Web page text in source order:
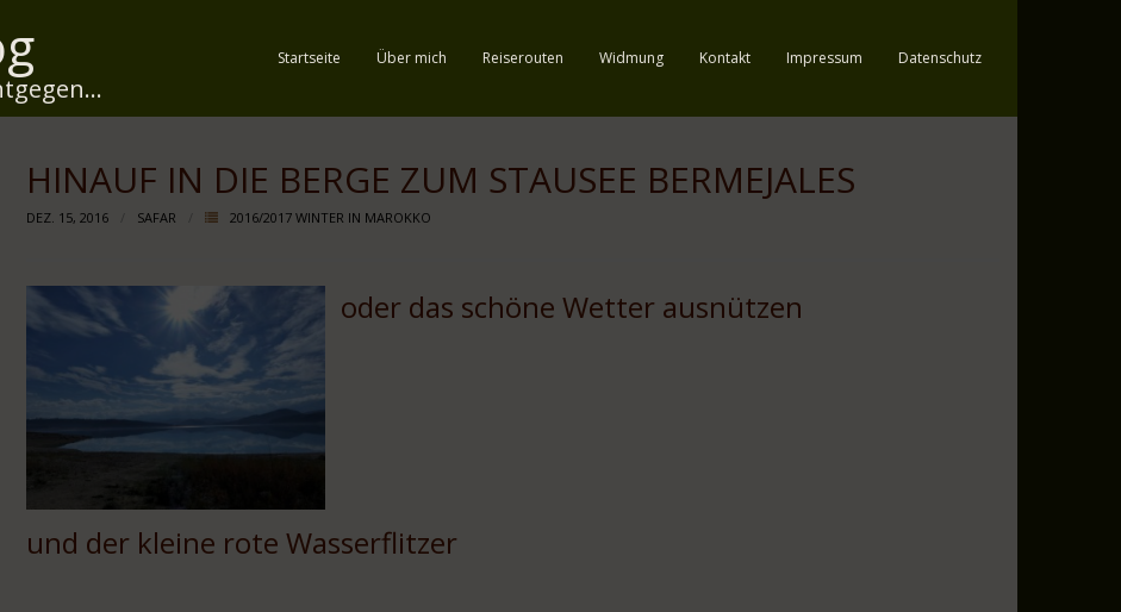
Startseite Über mich Reiserouten Widmung Kontakt Impressum Datenschutz
HINAUF IN DIE BERGE ZUM STAUSEE BERMEJALES
DEZ. 15, 2016 SAFAR 2016/2017 WINTER IN MAROKKO
oder das schöne Wetter ausnützen
und der kleine rote Wasserflitzer